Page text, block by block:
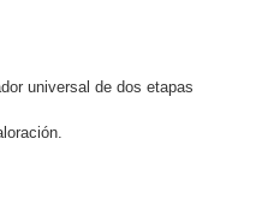
universal de dos etapas